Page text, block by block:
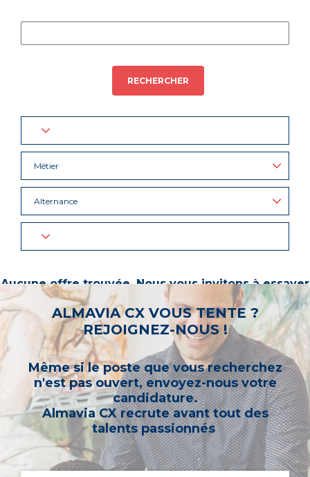
RECHERCHER
Métier
Alternance
Aucune offre trouvée. Nous vous invitons à essayer
d’autres mots-clés ou à sélectionner un « métier ».
ALMAVIA CX VOUS TENTE ?
REJOIGNEZ-NOUS !
Même si le poste que vous recherchez
n'est pas ouvert, envoyez-nous votre
candidature.
Almavia CX recrute avant tout des
talents passionnés